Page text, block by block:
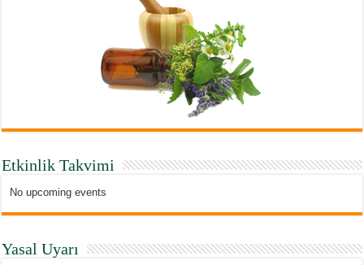
Etkinlik Takvimi
No upcoming events
Yasal Uyarı